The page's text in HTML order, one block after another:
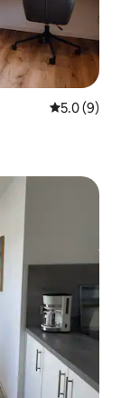
คะแนนเฉลี่
5.0 (9)